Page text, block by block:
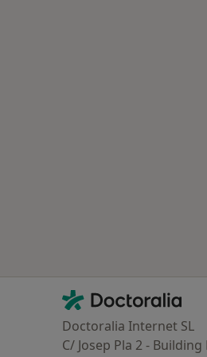
Contacto
Doctoralia - Página de inicio
Doctoralia Internet SL
C/ Josep Pla 2 -